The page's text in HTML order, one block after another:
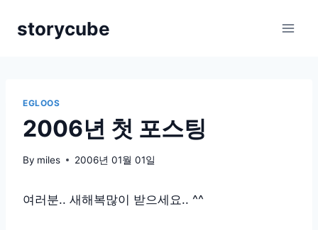
storycube
EGLOOS
2006년 첫 포스팅
By miles 2006년 01월 01일
여러분.. 새해복많이 받으세요.. ^^